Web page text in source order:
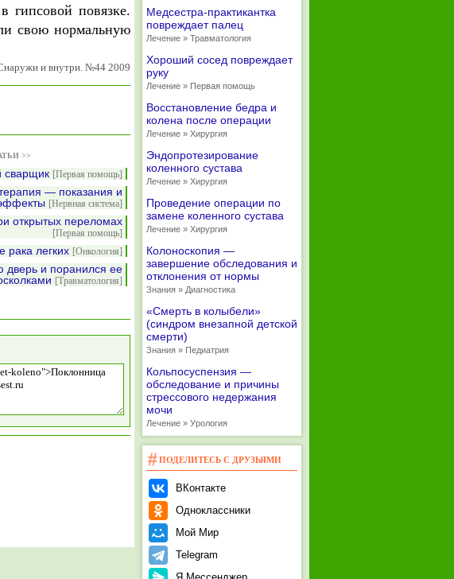
гипсовой повязке.
свою нормальную
и внутри. №44 2009
>>
сварщик [Первая помощь]
— показания и
[Нервная система]
открытых переломах
[Первая помощь]
рака легких [Онкология]
дверь и поранился ее
[Травматология]
Медсестра-практикантка
повреждает палец
Лечение » Травматология
Хороший сосед повреждает
руку
Лечение » Первая помощь
Восстановление бедра и
колена после операции
Лечение » Хирургия
Эндопротезирование
коленного сустава
Лечение » Хирургия
Проведение операции по
замене коленного сустава
Лечение » Хирургия
Колоноскопия —
завершение обследования и
отклонения от нормы
Знания » Диагностика
«Смерть в колыбели»
(синдром внезапной детской
смерти)
Знания » Педиатрия
Кольпосуспензия —
обследование и причины
стрессового недержания
мочи
Лечение » Урология
ПОДЕЛИТЕСЬ С ДРУЗЬЯМИ
ВКонтакте
Одноклассники
Мой Мир
Telegram